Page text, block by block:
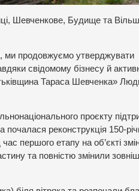
Шевченкове, Будище та
ми продовжуємо утверджувати
свідомому бізнесу й
Тараса Шевченка»
проєкту
почалася реконструкція 150-
першого етапу на об’єкті
та повністю змінили